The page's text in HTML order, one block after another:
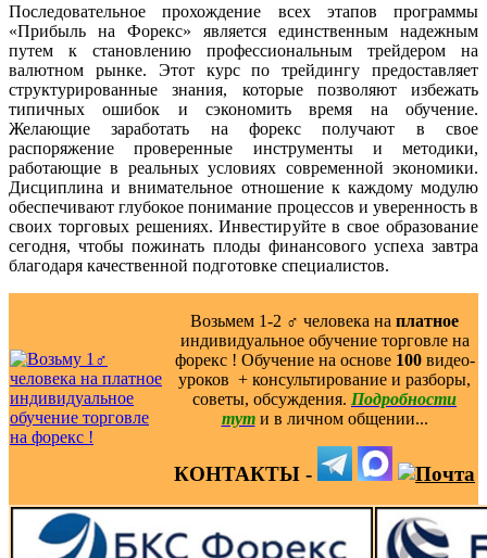
Последовательное прохождение всех этапов программы
«Прибыль на Форекс» является единственным надежным
путем к становлению профессиональным трейдером на
валютном рынке. Этот курс по трейдингу предоставляет
структурированные знания, которые позволяют избежать
типичных ошибок и сэкономить время на обучение.
Желающие заработать на форекс получают в свое
распоряжение проверенные инструменты и методики,
работающие в реальных условиях современной экономики.
Дисциплина и внимательное отношение к каждому модулю
обеспечивают глубокое понимание процессов и уверенность в
своих торговых решениях. Инвестируйте в свое образование
сегодня, чтобы пожинать плоды финансового успеха завтра
благодаря качественной подготовке специалистов.
Возьмем 1-2 ‍♂️ человека на платное
индивидуальное обучение торговле на
форекс ! Обучение на основе 100видео-
уроков ️ + консультирование и разборы,
советы, обсуждения. Подробности
тут и в личном общении...
КОНТАКТЫ -